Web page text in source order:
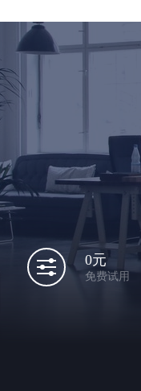
0元
免费试用